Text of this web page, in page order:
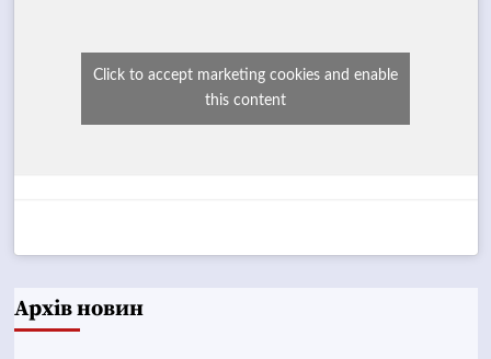
Click to accept marketing cookies and enable
this content
Архів новин